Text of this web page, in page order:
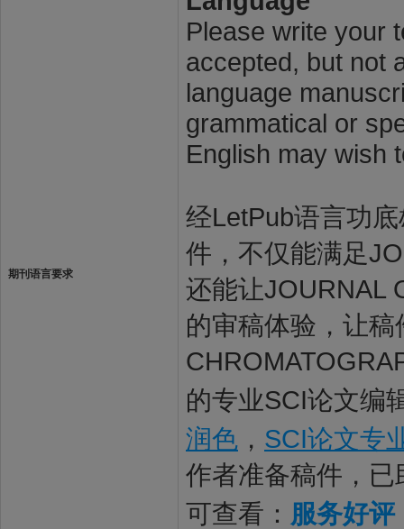
期刊语言要求
Please write your
accepted, but not
language
grammatical or
English may wish
经LetPub语言功
件，不仅能满足
还能让JOURNAL
的审稿体验，让
的专业SCI论文编
润色 ， SCI论文专
作者准备稿件，
可查看： 服务好评